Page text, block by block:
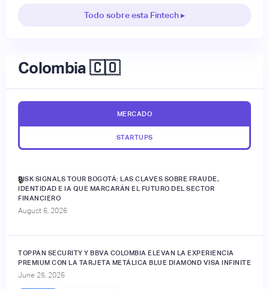
Todo sobre esta Fintech ▸
Colombia 🇨🇴
MERCADO
STARTUPS
RISK SIGNALS TOUR BOGOTÁ: LAS CLAVES SOBRE FRAUDE,
IDENTIDAD E IA QUE MARCARÁN EL FUTURO DEL SECTOR
FINANCIERO
August 6, 2026
🔒
TOPPAN SECURITY Y BBVA COLOMBIA ELEVAN LA EXPERIENCIA
PREMIUM CON LA TARJETA METÁLICA BLUE DIAMOND VISA INFINITE
June 25, 2026